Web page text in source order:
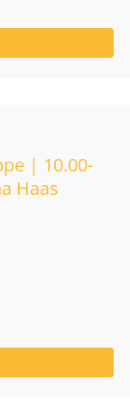
| 10.00-
Haas